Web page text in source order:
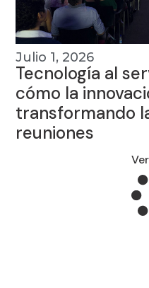
Julio 1, 2026
Tecnología al
cómo la
transformando
reuniones